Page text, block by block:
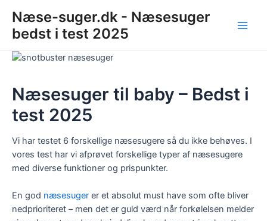
indholdet
Næse-suger.dk - Næsesuger
bedst i test 2025
Næsesuger til baby – Bedst i
test 2025
Vi har testet 6 forskellige næsesugere så du ikke behøves. I
vores test har vi afprøvet forskellige typer af næsesugere
med diverse funktioner og prispunkter.
En god næsesuger er et absolut must have som ofte bliver
nedprioriteret – men det er guld værd når forkølelsen melder